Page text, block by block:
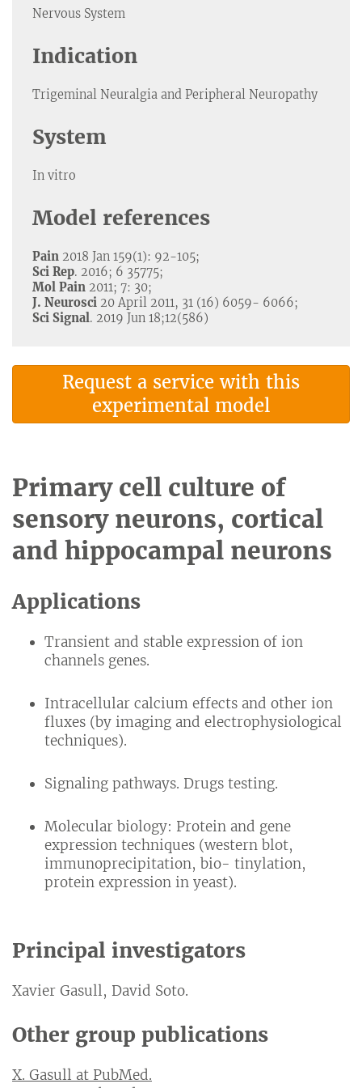
Nervous System
Indication
Trigeminal Neuralgia and Peripheral Neuropathy
System
In vitro
Model references
Pain 2018 Jan 159(1): 92-105;
Sci Rep. 2016; 6 35775;
Mol Pain 2011; 7: 30;
J. Neurosci 20 April 2011, 31 (16) 6059- 6066;
Sci Signal. 2019 Jun 18;12(586)
Request a service with this
experimental model
Primary cell culture of
sensory neurons, cortical
and hippocampal neurons
Applications
Transient and stable expression of ion
channels genes.
Intracellular calcium effects and other ion
fluxes (by imaging and electrophysiological
techniques).
Signaling pathways. Drugs testing.
Molecular biology: Protein and gene
expression techniques (western blot,
immunoprecipitation, bio- tinylation,
protein expression in yeast).
Principal investigators
Xavier Gasull, David Soto.
Other group publications
X. Gasull at PubMed.